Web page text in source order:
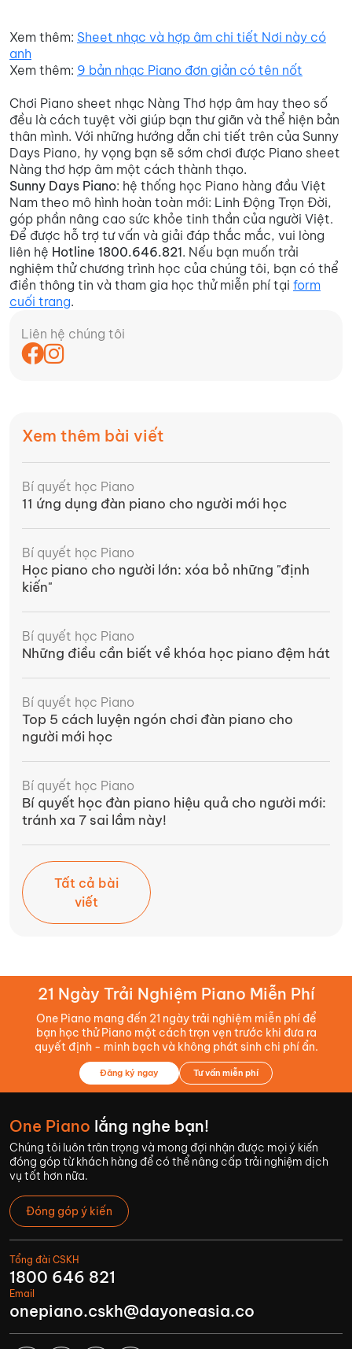
Xem thêm: Sheet nhạc và hợp âm chi tiết Nơi này có
anh
Xem thêm: 9 bản nhạc Piano đơn giản có tên nốt
Chơi Piano sheet nhạc Nàng Thơ hợp âm hay theo số
đều là cách tuyệt vời giúp bạn thư giãn và thể hiện bản
thân mình. Với những hướng dẫn chi tiết trên của Sunny
Days Piano, hy vọng bạn sẽ sớm chơi được Piano sheet
Nàng thơ hợp âm một cách thành thạo.
Sunny Days Piano: hệ thống học Piano hàng đầu Việt
Nam theo mô hình hoàn toàn mới: Linh Động Trọn Đời,
góp phần nâng cao sức khỏe tinh thần của người Việt.
Để được hỗ trợ tư vấn và giải đáp thắc mắc, vui lòng
liên hệ Hotline 1800.646.821. Nếu bạn muốn trải
nghiệm thử chương trình học của chúng tôi, bạn có thể
điền thông tin và tham gia học thử miễn phí tại form
cuối trang.
Liên hệ chúng tôi
Xem thêm bài viết
Bí quyết học Piano
11 ứng dụng đàn piano cho người mới học
Bí quyết học Piano
Học piano cho người lớn: xóa bỏ những "định
kiến"
Bí quyết học Piano
Những điều cần biết về khóa học piano đệm hát
Bí quyết học Piano
Top 5 cách luyện ngón chơi đàn piano cho
người mới học
Bí quyết học Piano
Bí quyết học đàn piano hiệu quả cho người mới:
tránh xa 7 sai lầm này!
Tất cả bài
viết
21 Ngày Trải Nghiệm Piano Miễn Phí
One Piano mang đến 21 ngày trải nghiệm miễn phí để
bạn học thử Piano một cách trọn vẹn trước khi đưa ra
quyết định - minh bạch và không phát sinh chi phí ẩn.
Đăng ký ngay Tư vấn miễn phí
One Piano lắng nghe bạn!
Chúng tôi luôn trân trọng và mong đợi nhận được mọi ý kiến
đóng góp từ khách hàng để có thể nâng cấp trải nghiệm dịch
vụ tốt hơn nữa.
Đóng góp ý kiến
Tổng đài CSKH
1800 646 821
Email
onepiano.cskh@dayoneasia.co